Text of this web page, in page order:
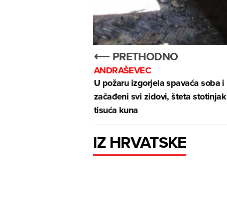
⟵ PRETHODNO
ANDRAŠEVEC
U požaru izgorjela spavaća soba i
začađeni svi zidovi, šteta stotinjak
tisuća kuna
IZ HRVATSKE